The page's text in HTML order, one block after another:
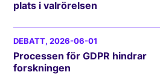
plats i valrörelsen
DEBATT, 2026-06-01
Processen för GDPR hindrar
forskningen